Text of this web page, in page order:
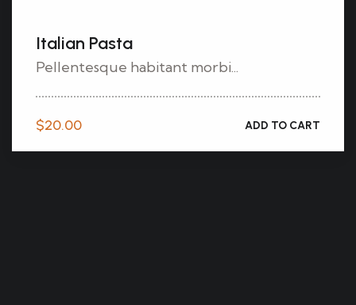
Italian Pasta
Pellentesque habitant morbi...
$20.00 ADD TO CART